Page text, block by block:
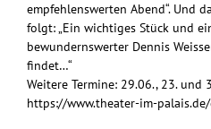
empfehlenswerten Abend“. Und
folgt: „Ein wichtiges Stück und
bewundernswerter Dennis
findet…“
Weitere Termine: 29.06., 23. und
https://www.theater-im-